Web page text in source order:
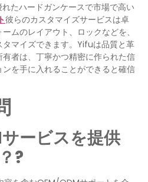
たハードガンケースで市場で高い
彼らのカスタマイズサービスは卓
ムのレイアウト、ロックなどを、
マイズできます。Yifuは品質と革
者は、丁寧かつ精密に作られた信
を手に入れることができると確信
ービスを提供
?